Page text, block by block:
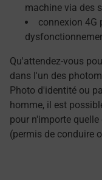
machine via des
connexion 4G
Qu'attendez-vous
dans l'un des
Photo d'identité ou
homme, il est
pour n'importe
(permis de conduire